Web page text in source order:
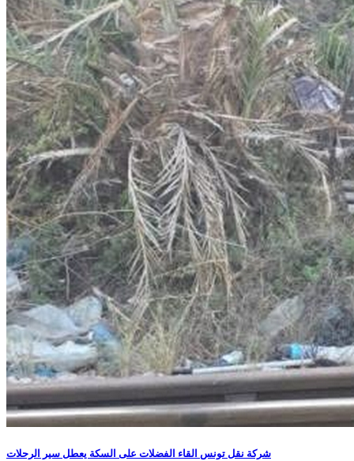
شركة نقل تونس القاء الفضلات على السكة يعطل سير الرحلات